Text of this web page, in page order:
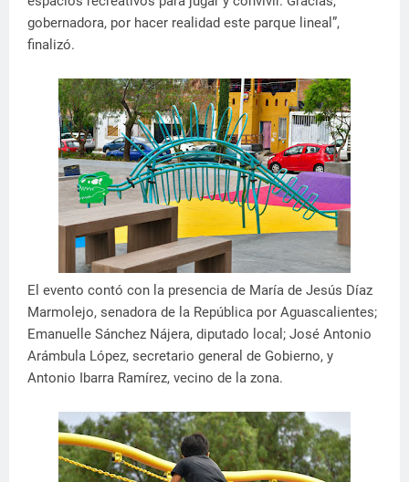
gobernadora, por hacer realidad este parque lineal”,
finalizó.
El evento contó con la presencia de María de Jesús Díaz
Marmolejo, senadora de la República por Aguascalientes;
Emanuelle Sánchez Nájera, diputado local; José Antonio
Arámbula López, secretario general de Gobierno, y
Antonio Ibarra Ramírez, vecino de la zona.